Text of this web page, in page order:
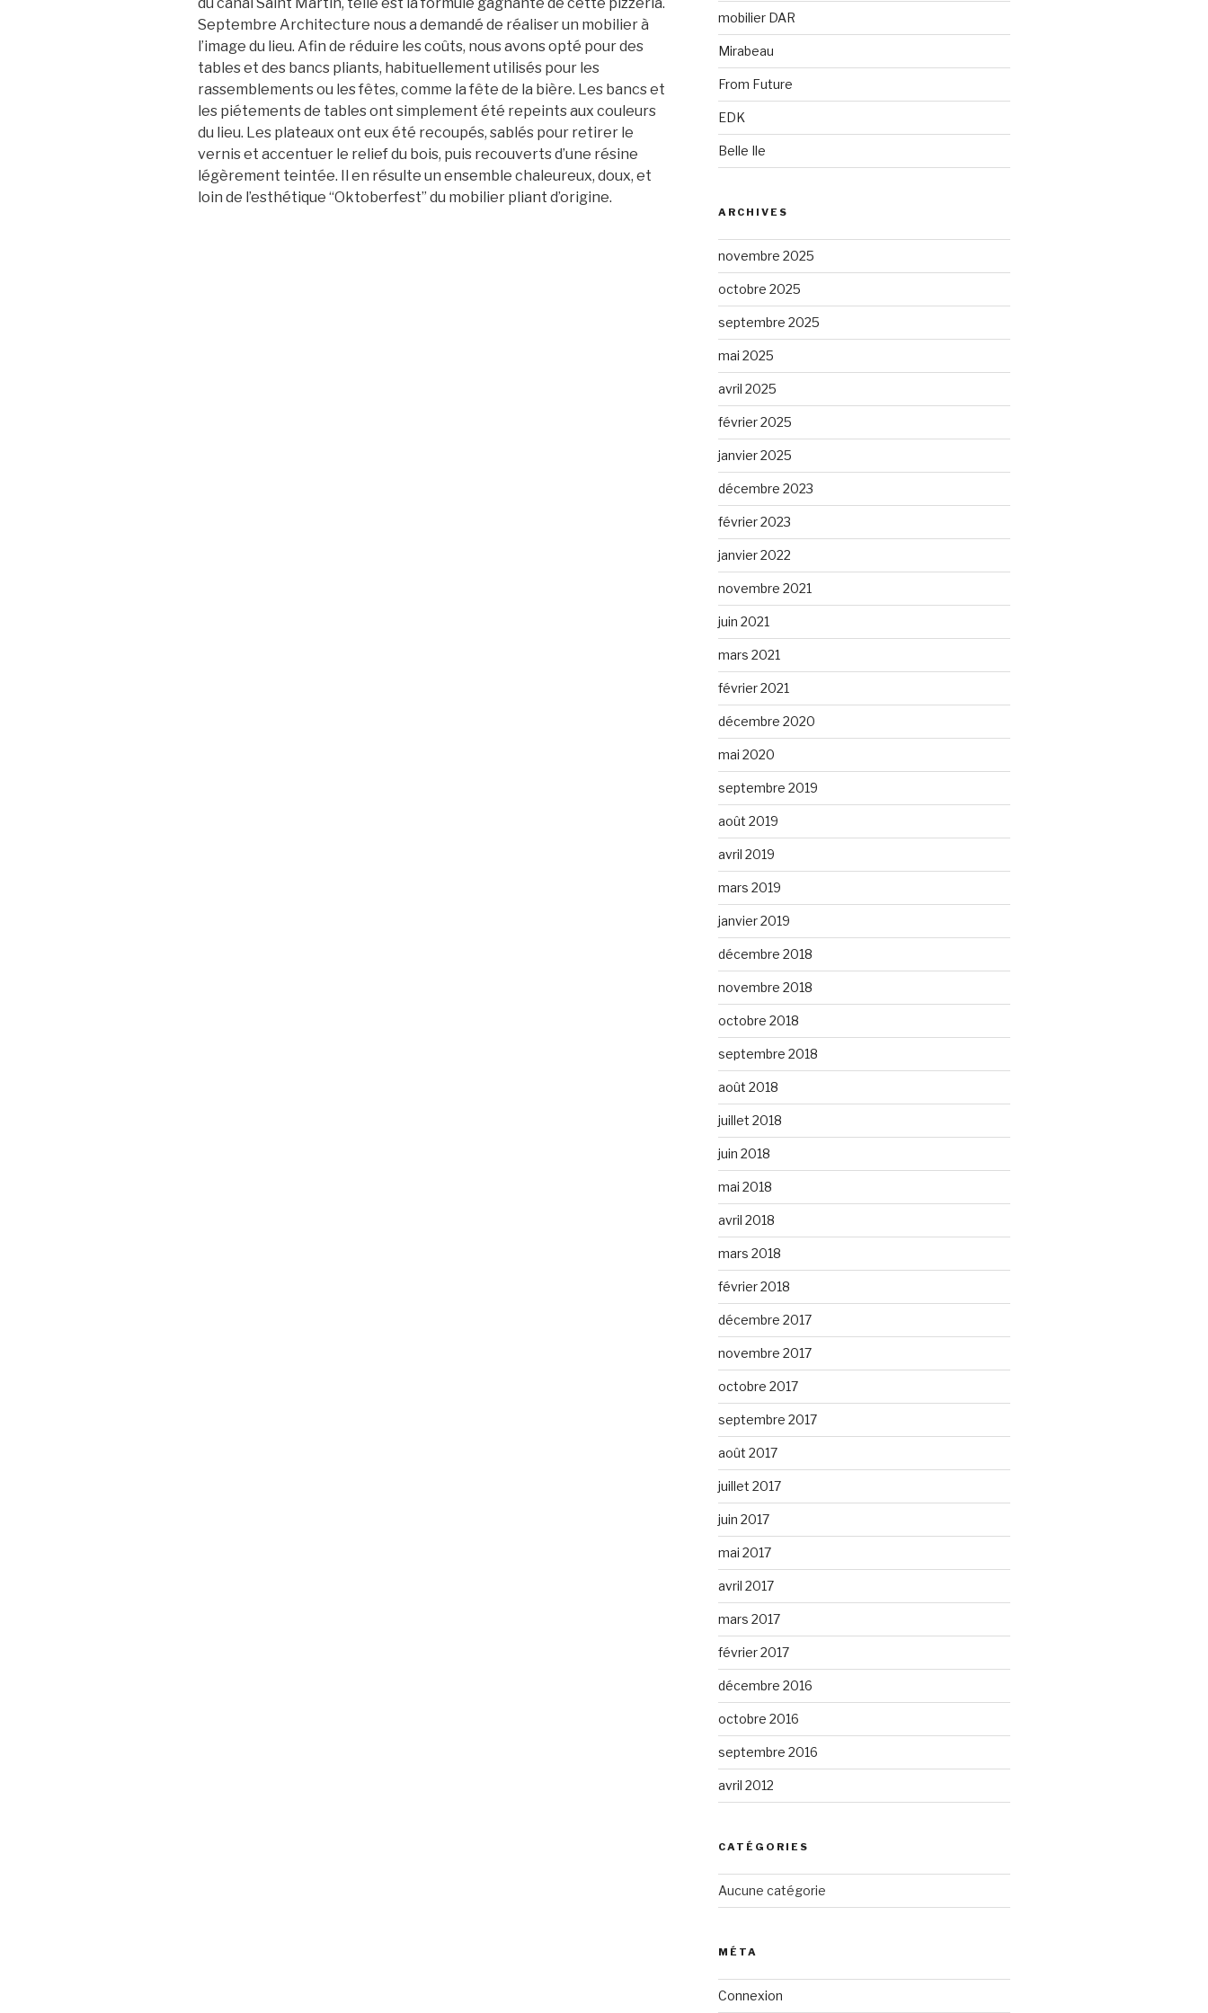
Septembre Architecture nous a demandé de réaliser un mobilier à
l’image du lieu. Afin de réduire les coûts, nous avons opté pour des
tables et des bancs pliants, habituellement utilisés pour les
rassemblements ou les fêtes, comme la fête de la bière. Les bancs et
les piétements de tables ont simplement été repeints aux couleurs
du lieu. Les plateaux ont eux été recoupés, sablés pour retirer le
vernis et accentuer le relief du bois, puis recouverts d’une résine
légèrement teintée. Il en résulte un ensemble chaleureux, doux, et
loin de l’esthétique “Oktoberfest” du mobilier pliant d’origine.
mobilier DAR
Mirabeau
From Future
EDK
Belle Ile
ARCHIVES
novembre 2025
octobre 2025
septembre 2025
mai 2025
avril 2025
février 2025
janvier 2025
décembre 2023
février 2023
janvier 2022
novembre 2021
juin 2021
mars 2021
février 2021
décembre 2020
mai 2020
septembre 2019
août 2019
avril 2019
mars 2019
janvier 2019
décembre 2018
novembre 2018
octobre 2018
septembre 2018
août 2018
juillet 2018
juin 2018
mai 2018
avril 2018
mars 2018
février 2018
décembre 2017
novembre 2017
octobre 2017
septembre 2017
août 2017
juillet 2017
juin 2017
mai 2017
avril 2017
mars 2017
février 2017
décembre 2016
octobre 2016
septembre 2016
avril 2012
CATÉGORIES
Aucune catégorie
MÉTA
Connexion